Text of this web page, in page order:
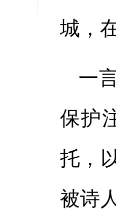
城，
一
保护
托，
被诗